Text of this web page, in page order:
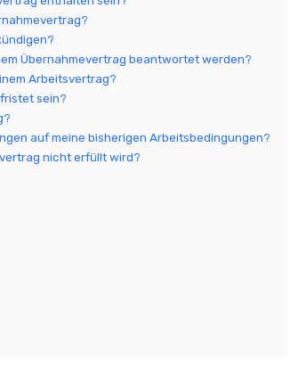
Übernahmevertrag beantwortet werden?
Arbeitsvertrag?
sein?
auf meine bisherigen Arbeitsbedingungen?
nicht erfüllt wird?